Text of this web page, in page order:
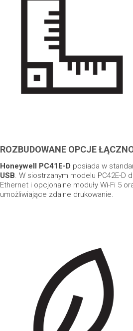
ROZBUDOWANE OPCJE
Honeywell PC41E-D posiada w
USB. W siostrzanym modelu PC42E-D
Ethernet i opcjonalne moduły Wi-Fi 5
umożliwiające zdalne drukowanie.